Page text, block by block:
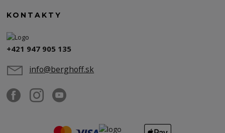
KONTAKTY
+421 947 905 135
info@berghoff.sk